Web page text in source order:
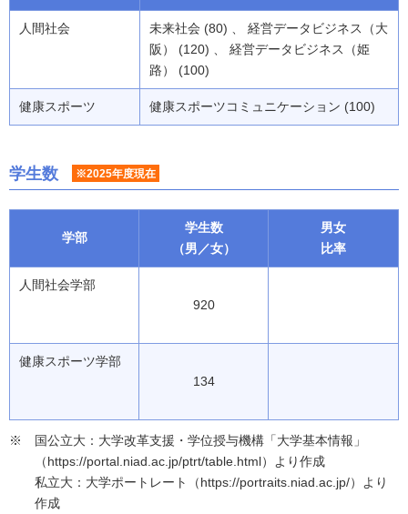
人間社会
未来社会 (80) 、 経営データビジネス（大
阪） (120) 、 経営データビジネス（姫
路） (100)
健康スポーツ 健康スポーツコミュニケーション (100)
学生数 ※2025年度現在
学部
学生数
（男／女）
男女
比率
人間社会学部
920
健康スポーツ学部
134
国公立大：大学改革支援・学位授与機構「大学基本情報」
（https://portal.niad.ac.jp/ptrt/table.html）より作成
私立大：大学ポートレート（https://portraits.niad.ac.jp/）より
作成